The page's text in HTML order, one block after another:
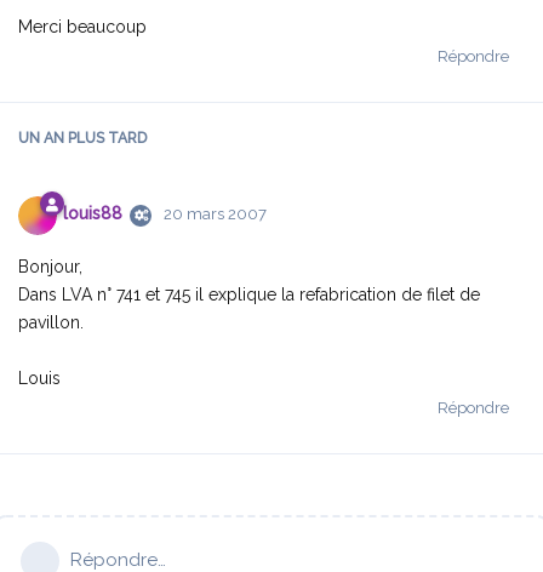
Merci beaucoup
Répondre
UN AN PLUS TARD
louis88 20 mars 2007
Bonjour,
Dans LVA n° 741 et 745 il explique la refabrication de filet de
pavillon.
Louis
Répondre
Répondre…